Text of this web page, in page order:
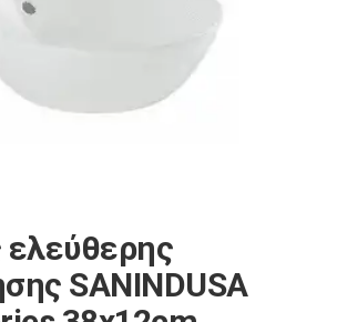
ελεύθερης
SANINDUSA